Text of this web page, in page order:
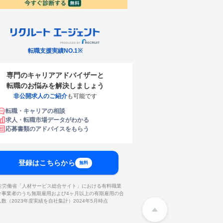
転職支援実績NO.1※
専門のキャリアアドバイザーと
転職のお悩みを解決しましょう
非公開求人のご紹介も可能です
転職・キャリアの相談
求人・転職市場データがわかる
応募書類のアドバイスをもらう
登録はこちらから 無料
働省「人材サービス総合サイト」における有料職業
事業者のうち無期雇用および4ヶ月以上の有期雇用の合
数（2023年度実績を自社集計）2024年5月時点